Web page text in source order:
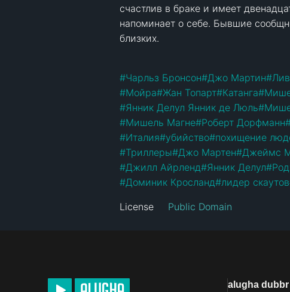
счастлив в браке и имеет
напоминает о себе. Бывшие
близких.
#Чарльз Бронсон#Джо Мартин#
#Мойра#Жан Топарт#Катанга#
#Янник Делул Янник де Люль#
#Мишель Магне#Роберт Дорфманн
#Италия#убийство#похищение
#Триллеры#Джо Мартен#Джеймс
#Джилл Айрленд#Янник Делул#
#Доминик Кросланд#лидер скаутов
License Public Domain
alugha dubbr